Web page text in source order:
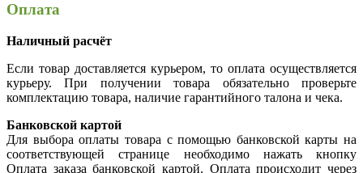
Оплата
Наличный расчёт
Если товар доставляется курьером, то оплата осуществляется
курьеру. При получении товара обязательно проверьте
комплектацию товара, наличие гарантийного талона и чека.
Банковской картой
Для выбора оплаты товара с помощью банковской карты на
соответствующей странице необходимо нажать кнопку
Оплата заказа банковской картой. Оплата происходит через